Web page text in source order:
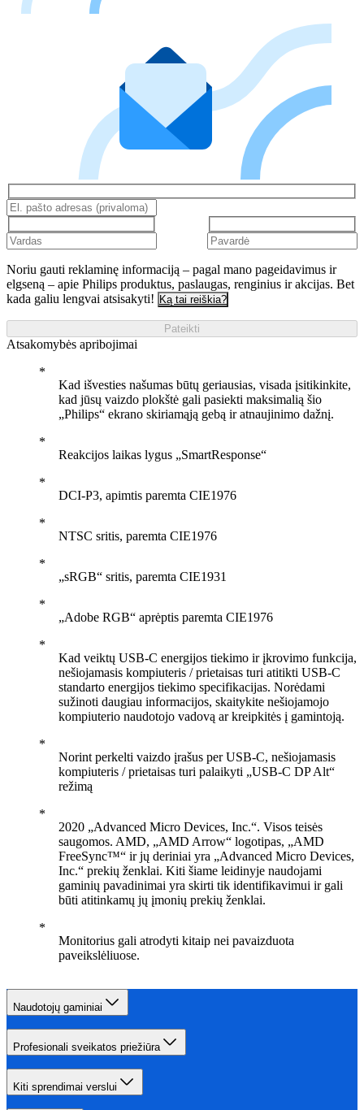
Noriu gauti reklaminę informaciją – pagal mano pageidavimus ir
elgseną – apie Philips produktus, paslaugas, renginius ir akcijas. Bet
kada galiu lengvai atsisakyti! Ką tai reiškia?
Pateikti
Atsakomybės apribojimai
Kad išvesties našumas būtų geriausias, visada įsitikinkite,
kad jūsų vaizdo plokštė gali pasiekti maksimalią šio
„Philips“ ekrano skiriamąją gebą ir atnaujinimo dažnį.
Reakcijos laikas lygus „SmartResponse“
DCI-P3, apimtis paremta CIE1976
NTSC sritis, paremta CIE1976
„sRGB“ sritis, paremta CIE1931
„Adobe RGB“ aprėptis paremta CIE1976
Kad veiktų USB-C energijos tiekimo ir įkrovimo funkcija,
nešiojamasis kompiuteris / prietaisas turi atitikti USB-C
standarto energijos tiekimo specifikacijas. Norėdami
sužinoti daugiau informacijos, skaitykite nešiojamojo
kompiuterio naudotojo vadovą ar kreipkitės į gamintoją.
Norint perkelti vaizdo įrašus per USB-C, nešiojamasis
kompiuteris / prietaisas turi palaikyti „USB-C DP Alt“
režimą
2020 „Advanced Micro Devices, Inc.“. Visos teisės
saugomos. AMD, „AMD Arrow“ logotipas, „AMD
FreeSync™“ ir jų deriniai yra „Advanced Micro Devices,
Inc.“ prekių ženklai. Kiti šiame leidinyje naudojami
gaminių pavadinimai yra skirti tik identifikavimui ir gali
būti atitinkamų jų įmonių prekių ženklai.
Monitorius gali atrodyti kitaip nei pavaizduota
paveikslėliuose.
Naudotojų gaminiai
Profesionali sveikatos priežiūra
Kiti sprendimai verslui